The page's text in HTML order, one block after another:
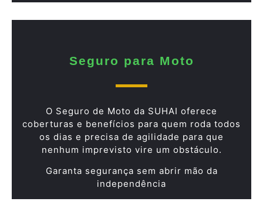
Seguro para Moto
O Seguro de Moto da SUHAI oferece
coberturas e benefícios para quem roda todos
os dias e precisa de agilidade para que
nenhum imprevisto vire um obstáculo.
Garanta segurança sem abrir mão da
independência